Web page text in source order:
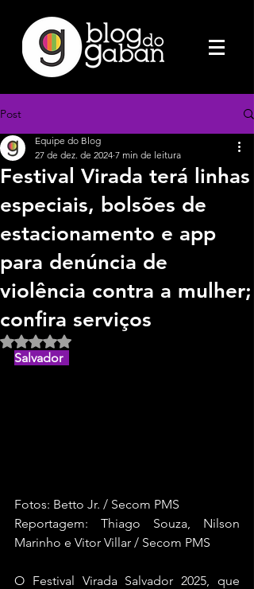
Post
Festival Virada terá linhas
especiais, bolsões de
estacionamento e app
para denúncia de
violência contra a mulher;
confira serviços
Equipe do Blog
27 de dez. de 2024 7 min de leitura
Avaliado com NaN de 5 estrelas.
Salvador
Fotos: Betto Jr. / Secom PMS
Reportagem: Thiago Souza, Nilson
Marinho e Vitor Villar / Secom PMS
O Festival Virada Salvador 2025, que